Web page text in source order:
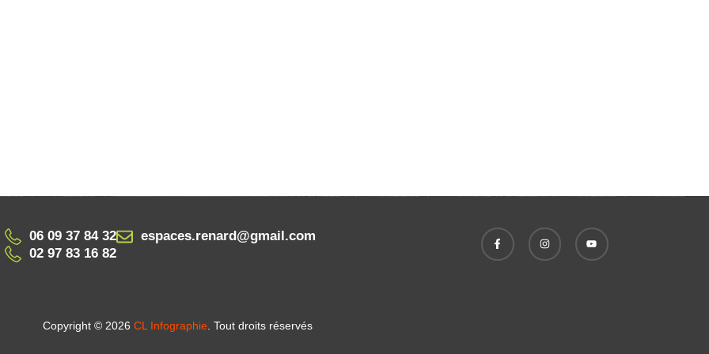
06 09 37 84 32
espaces.renard@gmail.com
02 97 83 16 82
Copyright © 2026 CL Infographie . Tout droits réservés